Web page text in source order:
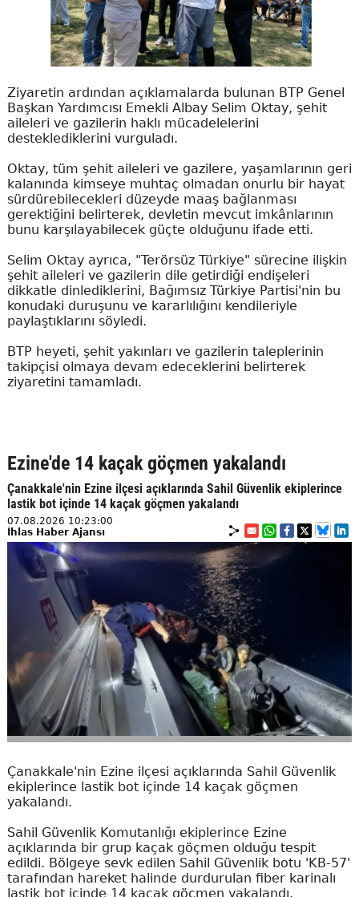
Ziyaretin ardından açıklamalarda bulunan BTP Genel
Başkan Yardımcısı Emekli Albay Selim Oktay, şehit
aileleri ve gazilerin haklı mücadelelerini
desteklediklerini vurguladı.
Oktay, tüm şehit aileleri ve gazilere, yaşamlarının geri
kalanında kimseye muhtaç olmadan onurlu bir hayat
sürdürebilecekleri düzeyde maaş bağlanması
gerektiğini belirterek, devletin mevcut imkânlarının
bunu karşılayabilecek güçte olduğunu ifade etti.
Selim Oktay ayrıca, "Terörsüz Türkiye" sürecine ilişkin
şehit aileleri ve gazilerin dile getirdiği endişeleri
dikkatle dinlediklerini, Bağımsız Türkiye Partisi'nin bu
konudaki duruşunu ve kararlılığını kendileriyle
paylaştıklarını söyledi.
BTP heyeti, şehit yakınları ve gazilerin taleplerinin
takipçisi olmaya devam edeceklerini belirterek
ziyaretini tamamladı.
Ezine'de 14 kaçak göçmen yakalandı
Çanakkale'nin Ezine ilçesi açıklarında Sahil Güvenlik ekiplerince
lastik bot içinde 14 kaçak göçmen yakalandı
07.08.2026 10:23:00
İhlas Haber Ajansı
Çanakkale'nin Ezine ilçesi açıklarında Sahil Güvenlik
ekiplerince lastik bot içinde 14 kaçak göçmen
yakalandı.
Sahil Güvenlik Komutanlığı ekiplerince Ezine
açıklarında bir grup kaçak göçmen olduğu tespit
edildi. Bölgeye sevk edilen Sahil Güvenlik botu 'KB-57'
tarafından hareket halinde durdurulan fiber karinalı
lastik bot içinde 14 kaçak göçmen yakalandı.